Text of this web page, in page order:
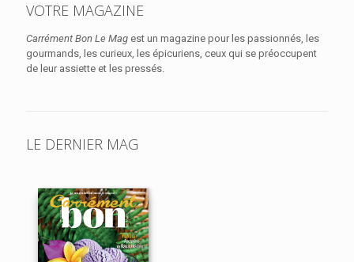
VOTRE MAGAZINE
Carrément Bon Le Mag est un magazine pour les passionnés, les
gourmands, les curieux, les épicuriens, ceux qui se préoccupent
de leur assiette et les pressés.
LE DERNIER MAG